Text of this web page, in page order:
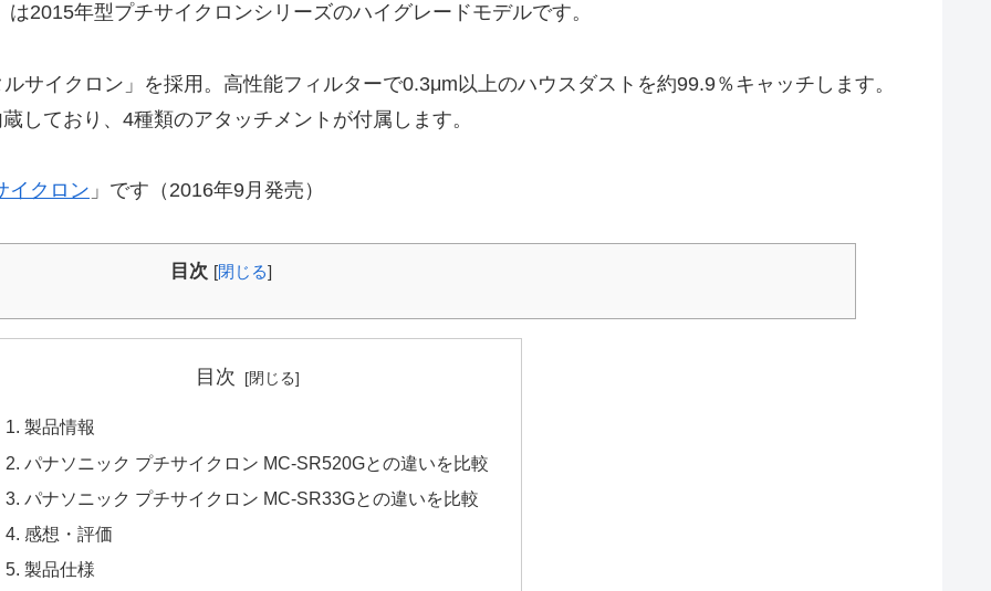
2015年型プチサイクロンシリーズのハイグレードモデルです。
サイクロン」を採用。高性能フィルターで0.3μm以上のハウスダストを約99.9％キャッチします。
しており、4種類のアタッチメントが付属します。
イクロン 」です（2016年9月発売）
目次 [閉じる]
目次
製品情報
パナソニック プチサイクロン MC-SR520Gとの違いを比較
パナソニック プチサイクロン MC-SR33Gとの違いを比較
感想・評価
製品仕様